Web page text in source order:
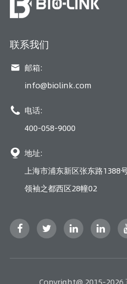
联系我们
 邮箱:
info@biolink.com
 电话:
400-058-9000
 地址:
上海市浦东新区张东路1388
领袖之都西区28幢02